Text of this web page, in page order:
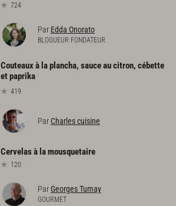
724
Par Edda Onorato
BLOGUEUR FONDATEUR
Couteaux à la plancha, sauce au citron, cébette
et paprika
419
Par Charles cuisine
Cervelasà lamousquetaire
120
ParGeorges Tumay
GOURMET